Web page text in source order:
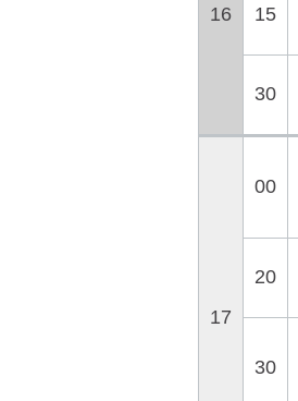
16 15
30
17
00
20
30